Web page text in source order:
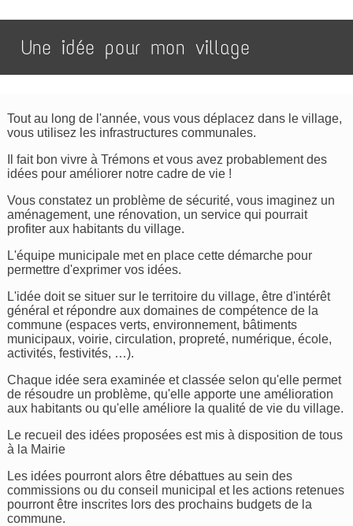
Une idée pour mon village
Tout au long de l'année, vous vous déplacez dans le village,
vous utilisez les infrastructures communales.
Il fait bon vivre à Trémons et vous avez probablement des
idées pour améliorer notre cadre de vie !
Vous constatez un problème de sécurité, vous imaginez un
aménagement, une rénovation, un service qui pourrait
profiter aux habitants du village.
L'équipe municipale met en place cette démarche pour
permettre d'exprimer vos idées.
L'idée doit se situer sur le territoire du village, être d'intérêt
général et répondre aux domaines de compétence de la
commune (espaces verts, environnement, bâtiments
municipaux, voirie, circulation, propreté, numérique, école,
activités, festivités, …).
Chaque idée sera examinée et classée selon qu'elle permet
de résoudre un problème, qu'elle apporte une amélioration
aux habitants ou qu'elle améliore la qualité de vie du village.
Le recueil des idées proposées est mis à disposition de tous
à la Mairie
Les idées pourront alors être débattues au sein des
commissions ou du conseil municipal et les actions retenues
pourront être inscrites lors des prochains budgets de la
commune.